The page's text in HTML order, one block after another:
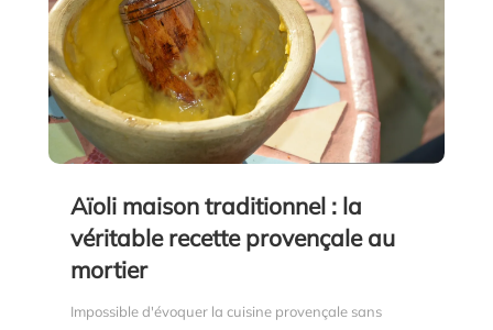
Aïoli maison traditionnel : la
véritable recette provençale au
mortier
Impossible d'évoquer la cuisine provençale sans